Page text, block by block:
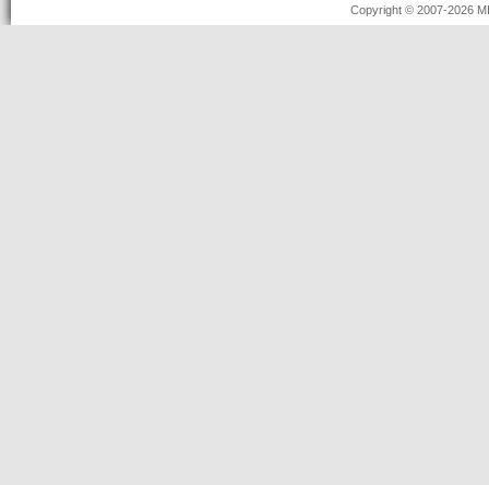
Copyright © 2007-2026